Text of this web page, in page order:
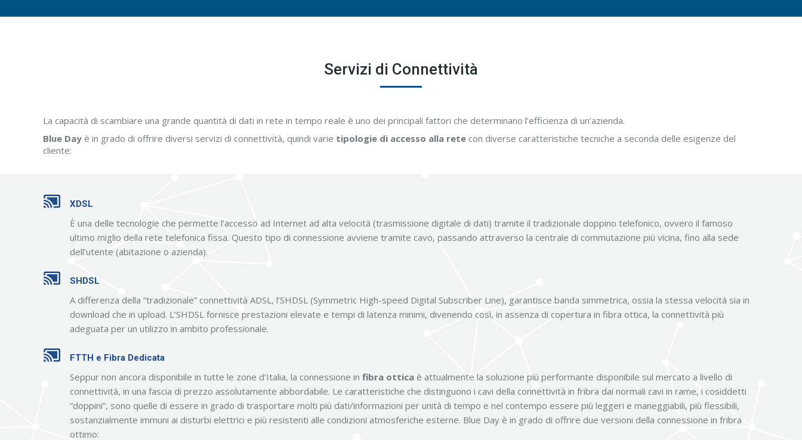
Servizi di Connettività
La capacità di scambiare una grande quantità di dati in rete in tempo reale è uno dei principali fattori che determinano l’efficienza di un’azienda.
Blue Day è in grado di offrire diversi servizi di connettività, quindi varie tipologie di accesso alla rete con diverse caratteristiche tecniche a seconda delle esigenze del
cliente:
XDSL
È una delle tecnologie che permette l’accesso ad Internet ad alta velocità (trasmissione digitale di dati) tramite il tradizionale doppino telefonico, ovvero il famoso
ultimo miglio della rete telefonica fissa. Questo tipo di connessione avviene tramite cavo, passando attraverso la centrale di commutazione più vicina, fino alla sede
dell’utente (abitazione o azienda).
SHDSL
A differenza della “tradizionale” connettività ADSL, l’SHDSL (Symmetric High-speed Digital Subscriber Line), garantisce banda simmetrica, ossia la stessa velocità sia in
download che in upload. L’SHDSL fornisce prestazioni elevate e tempi di latenza minimi, divenendo così, in assenza di copertura in fibra ottica, la connettività più
adeguata per un utilizzo in ambito professionale.
FTTH e Fibra Dedicata
Seppur non ancora disponibile in tutte le zone d’Italia, la connessione in fibra ottica è attualmente la soluzione più performante disponibile sul mercato a livello di
connettività, in una fascia di prezzo assolutamente abbordabile. Le caratteristiche che distinguono i cavi della connettività in fribra dai normali cavi in rame, i cosiddetti
“doppini”, sono quelle di essere in grado di trasportare molti più dati/informazioni per unità di tempo e nel contempo essere più leggeri e maneggiabili, più flessibili,
sostanzialmente immuni ai disturbi elettrici e più resistenti alle condizioni atmosferiche esterne. Blue Day è in grado di offrire due versioni della connessione in fribra
ottimo: